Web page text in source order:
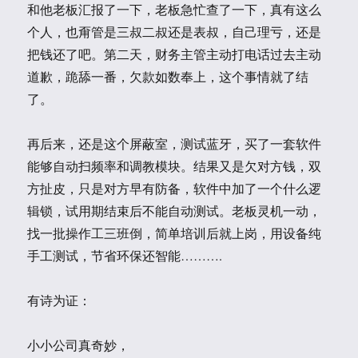
和他老板汇报了一下，老板急忙查了一下，真有这么
个人，也甭管是三叔二叔还是表叔，自己理亏，还是
把钱还了吧。第二天，财务主管主动打电话过去主动
道歉，跪舔一番，欠款如数奉上，这个事情就了结
了。
再后来，还是这个屏蔽室，测试蓝牙，买了一套软件
能够自动扫频率和调教模块。结果又是欠对方钱，双
方扯皮，只是对方早有防备，软件中加了一个什么逻
辑锁，试用期结束后不能自动测试。老板灵机一动，
找一批操作工三班倒，简单培训后就上岗，用设备纯
手工测试，节省环保还智能……….
有诗为证：
小小公司真奇妙，